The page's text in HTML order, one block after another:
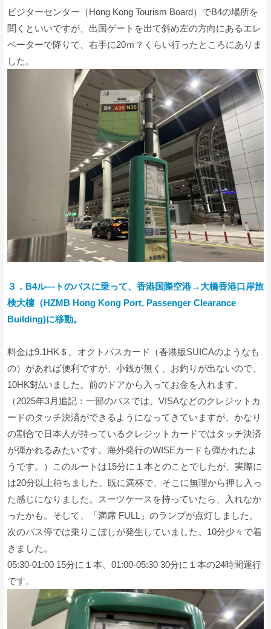
ビジターセンター（Hong Kong Tourism Board）でB4の場所を
聞くといいですが、出国ゲートを出て斜め左の方向にあるエレ
ベーターで降りて、右手に20ｍ？くらい行ったところにありま
した。
３．B4ル―トのバスに乗って、香港国際空港→大橋香港口岸旅
検大樓（HZMB Hong Kong Port, Passenger Clearance
Building)に移動。
料金は9.1HK＄。オクトパスカード（香港版SUICAのようなも
の）があれば便利ですが、小銭が無く、お釣りが出ないので、
10HK$払いました。前のドアから入ってお金を入れます。
（2025年3月追記：一部のバスでは、VISAなどのクレジットカ
ードのタッチ決済ができるようになってきていますが、かなり
の割合で日本人が持っているクレジットカードではタッチ決済
が弾かれるみたいです。海外発行のWISEカードも弾かれたよ
うです。）このルートは15分に１本とのことでしたが、実際に
は20分以上待ちました。既に満杯で、そこに無理から押し入っ
た感じになりました。スーツケースを持っていたら、入れなか
ったかも。そして、「満席 FULL」のランプが点灯しました。
次のバス停では乗りこぼしが発生していました。10分少々で着
きました。
05:30-01:00 15分に１本、01:00-05:30 30分に１本の24時間運行
です。